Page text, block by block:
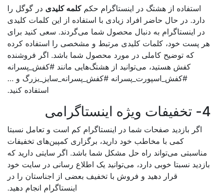
استفاده از هشتگ در اینستاگرام حکمکلمه کلیدیدر گوگل را
در حال حاضر افراد زیادی با استفاده از این کلمات کلیدی
اینستاگرام به دنبال محصول شما می‌گردند. سعی کنید برای
پست خود، کلمات کلیدی مرتبط و مشخصی را استفاده کرده
که توضیح کاملی در مورد محصول شما باشد. اگر فروشنده
کفش هستید، می‌توانید از هشتگ‌هایی مانند #کفش_پسرانه
#کفش_اسپورت_پسرانه #کفش_پسرانه_سایز_بزرگ و …
استفاده کنید.
اگر بازدید صفحات شما در اینستاگرام کم است و تعامل نسبتا
کمی با مخاطب خود دارید، برگزاری کمپین‌های تخفیفات
می‌تواند راه حل مشکل شما باشد. اگر سایتی دارید که
نسبتا خوبی دارد، می‌توانید یک اطلاع رسانی در سایت خود
قرار دهید و فروش با تخفیف بعضی از اجناستان را در
اینستاگرام انجام دهید.